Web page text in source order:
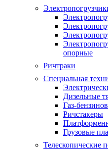
опорные
Ричтраки
Специальная
Дизельные
Газ-
Ричстакеры
Грузовые
Телескопические